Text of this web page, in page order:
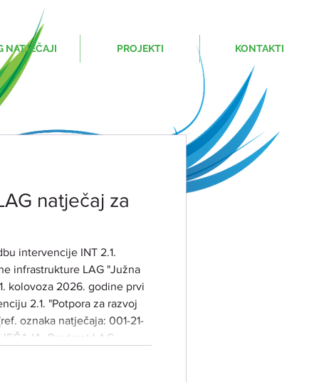
NATJEČAJI PROJEKTI KONTAKTI
natječaj za
intervencije INT 2.1.
infrastrukture LAG "Južna
kolovoza 2026. godine prvi
2.1. "Potpora za razvoj
oznaka natječaja: 001-21-
Predmet LAG